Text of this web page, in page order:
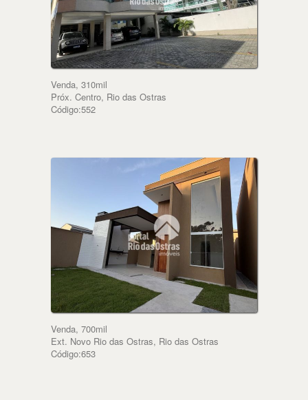
Venda, 310mil
Próx. Centro, Rio das Ostras
Código:552
Venda, 700mil
Ext. Novo Rio das Ostras, Rio das Ostras
Código:653